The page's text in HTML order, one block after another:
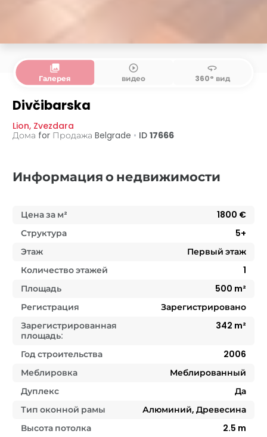
collections
Галерея
play_circle_outline
видео
360
360° вид
Divčibarska
Lion, Zvezdara
Дома for Продажа Belgrade • ID 17666
Информация о недвижимости
Цена за м² 1800 €
Структура
5+
Этаж
Первый этаж
Количество этажей
1
Площадь
500 m²
Регистрация
Зарегистрировано
Зарегистрированная
площадь:
342 m²
Год строительства
2006
Меблировка
Меблированный
Дуплекс
Да
Тип оконной рамы
Алюминий, Древесина
Высота потолка
2.5 m